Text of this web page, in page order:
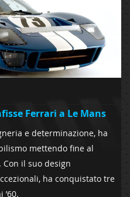
Ferrari a Le Mans
e determinazione, ha
mettendo fine al
il suo design
ha conquistato tre